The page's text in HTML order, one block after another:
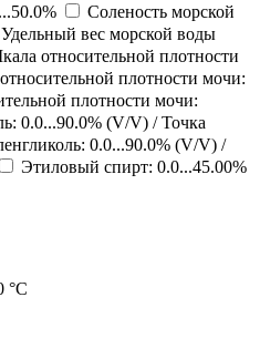
Соленость морской
Удельный вес морской воды
относительной плотности
плотности мочи:
плотности мочи:
0.0...90.0% (V/V) / Точка
0.0...90.0% (V/V) /
Этиловый спирт: 0.0...45.00%
°C